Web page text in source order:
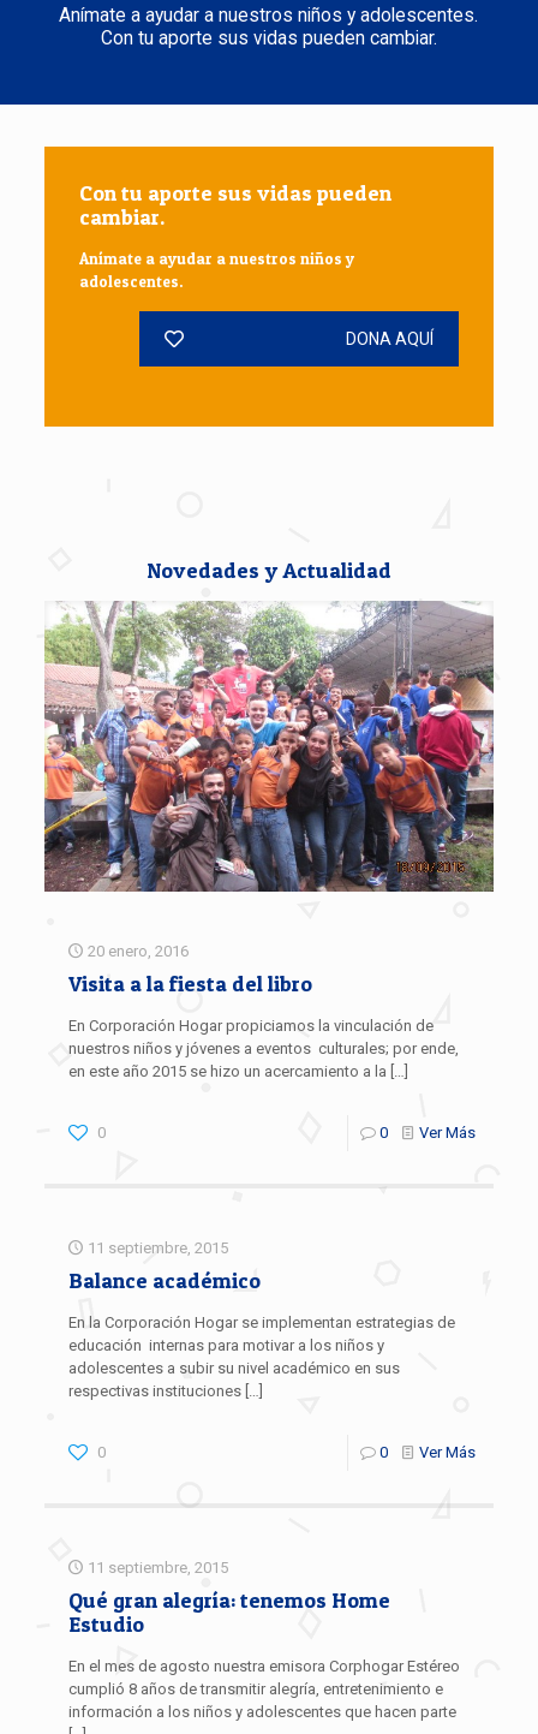
Anímate a ayudar a nuestros niños y adolescentes.
Con tu aporte sus vidas pueden cambiar.
Con tu aporte sus vidas pueden
cambiar.
Anímate a ayudar a nuestros niños y
adolescentes.
DONA AQUÍ
Novedades y Actualidad
20 enero, 2016
Visita a la fiesta del libro
En Corporación Hogar propiciamos la vinculación de
nuestros niños y jóvenes a eventos culturales; por ende,
en este año 2015 se hizo un acercamiento a la […]
0 0 Ver Más
11 septiembre, 2015
Balance académico
En la Corporación Hogar se implementan estrategias de
educación internas para motivar a los niños y
adolescentes a subir su nivel académico en sus
respectivas instituciones[…]
0 0 Ver Más
11 septiembre, 2015
Qué gran alegría: tenemos Home
Estudio
En el mes de agosto nuestra emisora Corphogar Estéreo
cumplió 8 años de transmitir alegría, entretenimiento e
información a los niños y adolescentes que hacen parte